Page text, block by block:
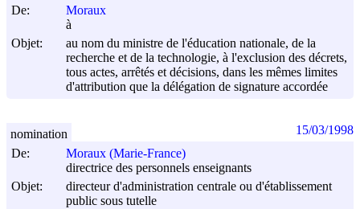
De:
Moraux
à
Objet:
au nom du ministre de l'éducation nationale, de la
recherche et de la technologie, à l'exclusion des décrets,
tous actes, arrêtés et décisions, dans les mêmes limites
d'attribution que la délégation de signature accordée
De:
Moraux (Marie-France)
directrice des personnels enseignants
Objet:
directeur d'administration centrale ou d'établissement
public sous tutelle
nomination 15/03/1998